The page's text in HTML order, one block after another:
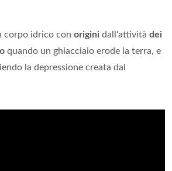
corpo idrico con origini dall'attività dei
quando un ghiacciaio erode la terra, e
la depressione creata dal